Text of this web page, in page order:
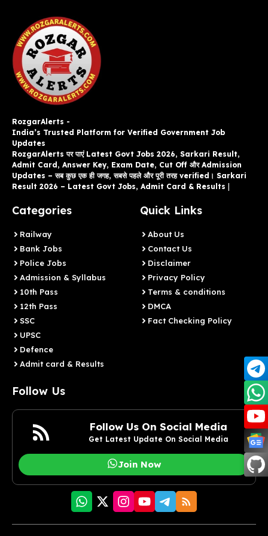
RozgarAlerts -
India’s Trusted Platform for Verified Government Job
Updates
RozgarAlerts पर पाएं Latest Govt Jobs 2026, Sarkari Result,
Admit Card, Answer Key, Exam Date, Cut Off और Admission
Updates – सब कुछ एक ही जगह, सबसे पहले और पूरी तरह verified। Sarkari
Result 2026 – Latest Govt Jobs, Admit Card & Results
Categories
Railway
Bank Jobs
Police Jobs
Admission & Syllabus
10th Pass
12th Pass
SSC
UPSC
Defence
Admit card & Results
Quick Links
About Us
Contact Us
Disclaimer
Privacy Policy
Terms & conditions
DMCA
Fact Checking Policy
Follow Us
Follow Us On Social Media
Get Latest Update On Social Media
Join Now